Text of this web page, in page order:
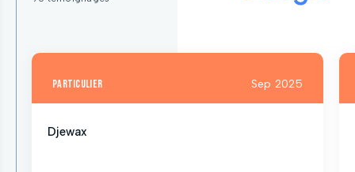
particulier Sep 2025
Djewax